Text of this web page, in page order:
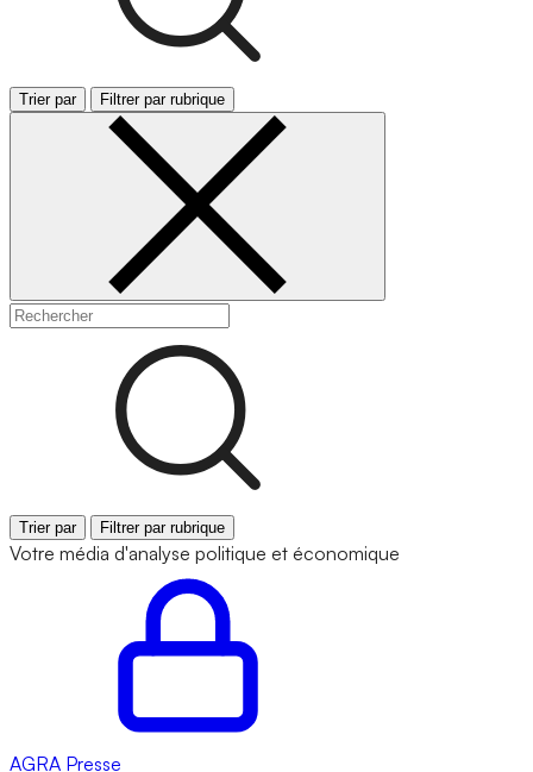
Trier par Filtrer par rubrique
Trier par Filtrer par rubrique
Votre média d'analyse politique et économique
AGRA Presse